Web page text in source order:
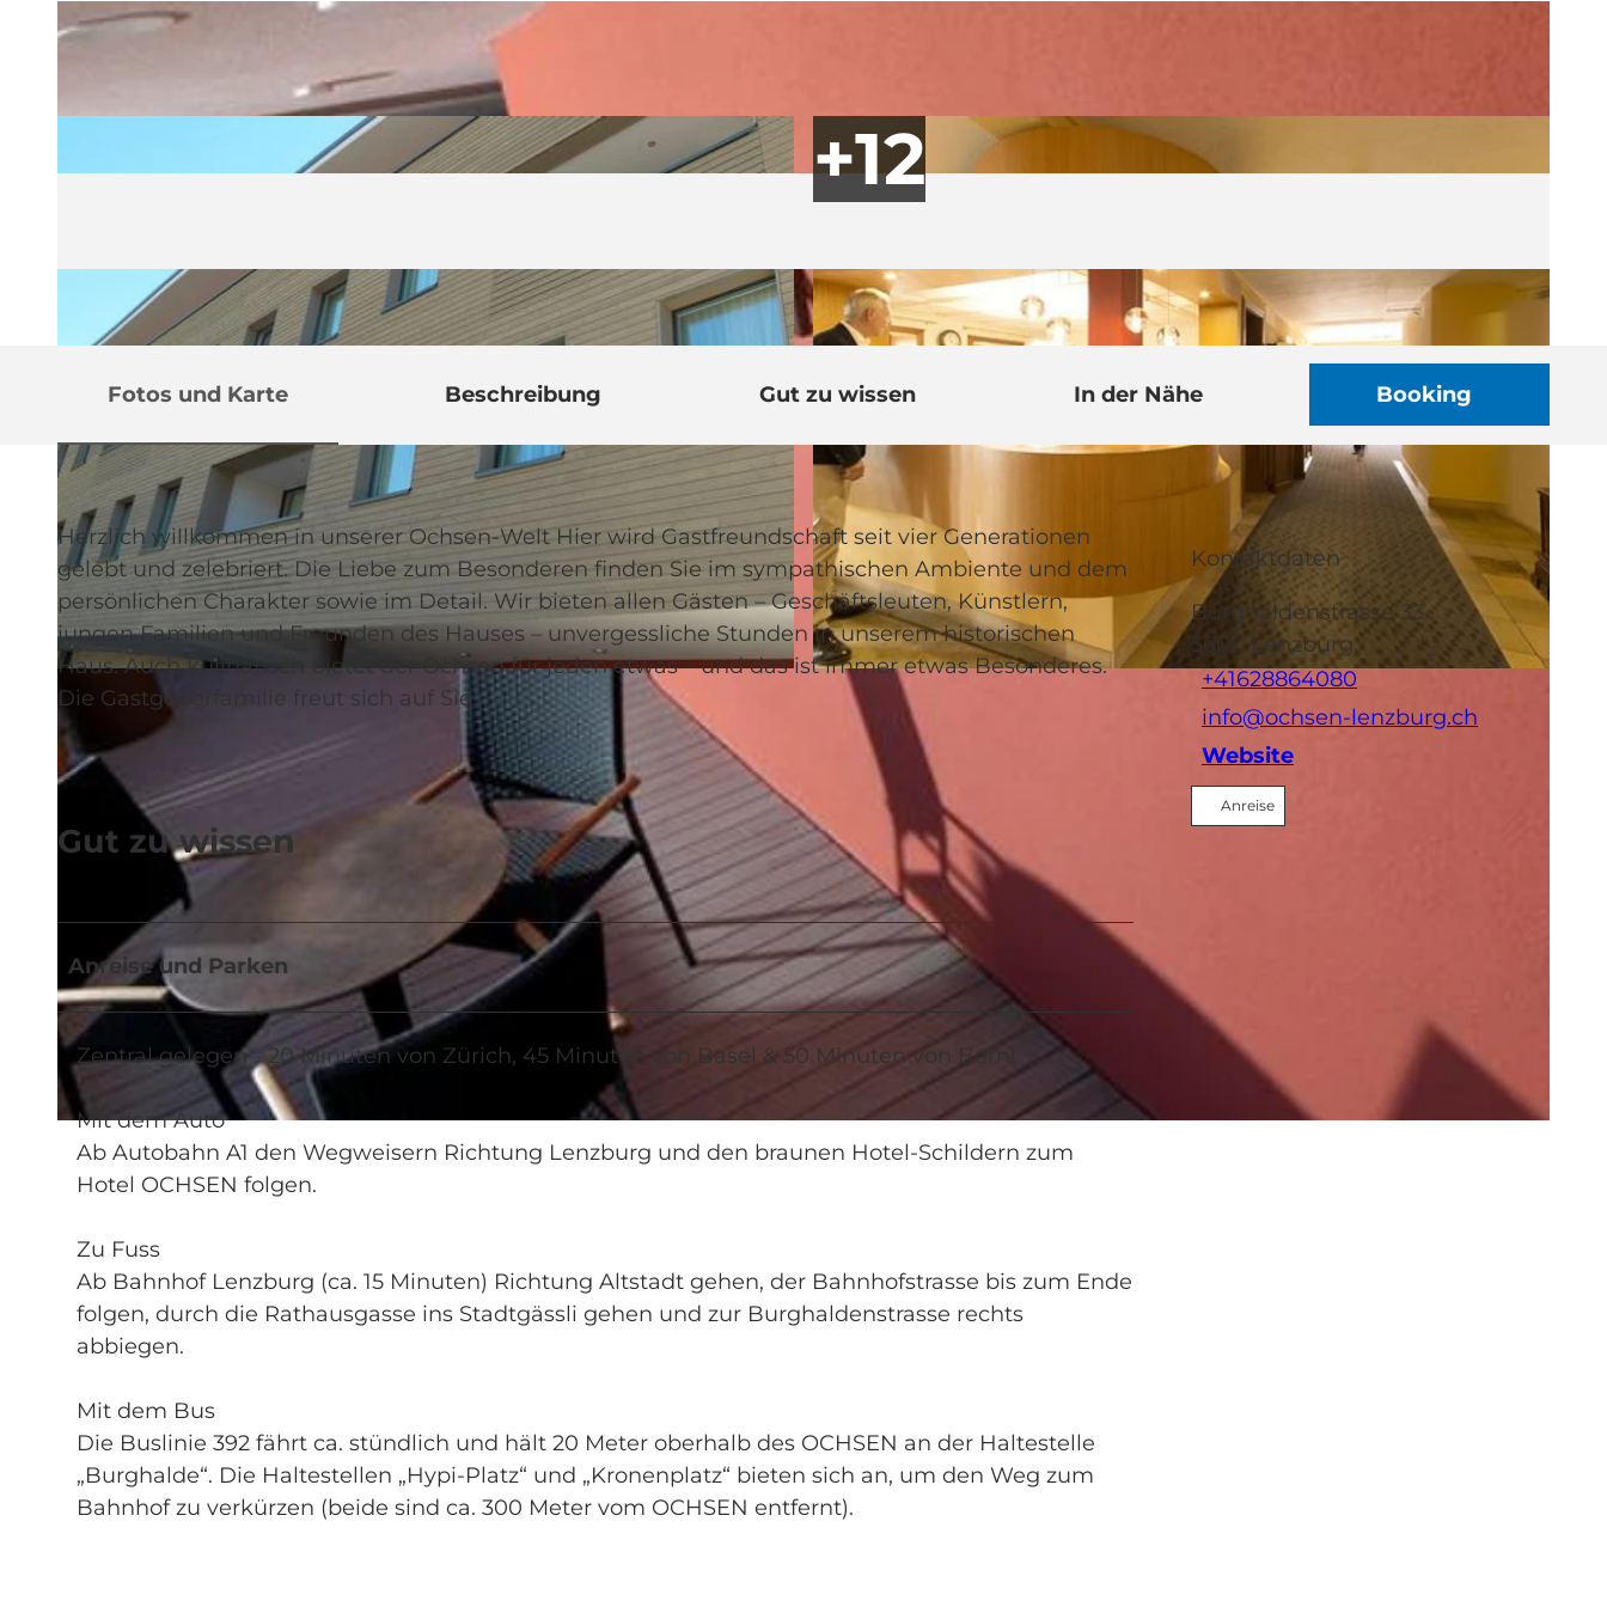
© swisshotel
© swisshotel
Fotos und Karte Beschreibung Gut zu wissen In der Nähe Booking
Herzlich willkommen in unserer Ochsen-Welt Hier wird Gastfreundschaft seit vier Generationen
gelebt und zelebriert. Die Liebe zum Besonderen finden Sie im sympathischen Ambiente und dem
persönlichen Charakter sowie im Detail. Wir bieten allen Gästen – Geschäftsleuten, Künstlern,
jungen Familien und Freunden des Hauses – unvergessliche Stunden in unserem historischen
Haus. Auch kulinarisch bietet der Ochsen für jeden etwas – und das ist immer etwas Besonderes.
Die Gastgeberfamilie freut sich auf Sie!
Gut zu wissen
Anreise und Parken
Zentral gelegen - 20 Minuten von Zürich, 45 Minuten von Basel & 50 Minuten von Bern!
Mit dem Auto
Ab Autobahn A1 den Wegweisern Richtung Lenzburg und den braunen Hotel-Schildern zum
Hotel OCHSEN folgen.
Zu Fuss
Ab Bahnhof Lenzburg (ca. 15 Minuten) Richtung Altstadt gehen, der Bahnhofstrasse bis zum Ende
folgen, durch die Rathausgasse ins Stadtgässli gehen und zur Burghaldenstrasse rechts
abbiegen.
Mit dem Bus
Die Buslinie 392 fährt ca. stündlich und hält 20 Meter oberhalb des OCHSEN an der Haltestelle
„Burghalde“. Die Haltestellen „Hypi-Platz“ und „Kronenplatz“ bieten sich an, um den Weg zum
Bahnhof zu verkürzen (beide sind ca. 300 Meter vom OCHSEN entfernt).
Kontaktdaten
Burghaldenstrasse 33
5600 Lenzburg
+41628864080
info@ochsen-lenzburg.ch
Website
Anreise